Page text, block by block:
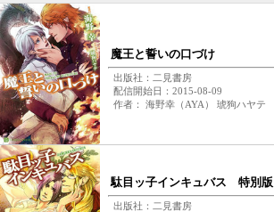
魔王と誓いの口づけ
出版社：二見書房
配信開始日：2015-08-09
作者： 海野幸（AYA） 琥狗ハヤテ
駄目ッ子インキュバス 特別版
出版社：二見書房